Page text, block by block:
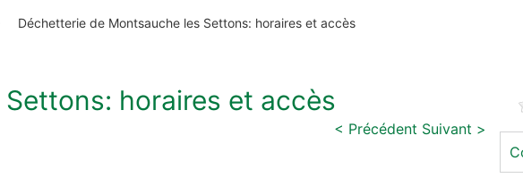
Déchetterie de Montsauche les Settons: horaires et accès
horaires et accès
< Précédent Suivant >